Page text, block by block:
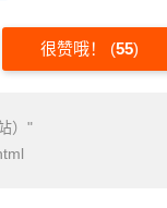
很赞哦！ (55)
）"